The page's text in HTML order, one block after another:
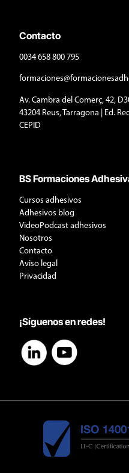
Contacto
0034 658 800 795
Av. Cambra del Comerç, 42,
43204 Reus, Tarragona | Ed.
CEPID
BS Formaciones
Cursos adhesivos
Adhesivos blog
VideoPodcast adhesivos
Nosotros
Contacto
Aviso legal
Privacidad
¡Síguenos en redes!